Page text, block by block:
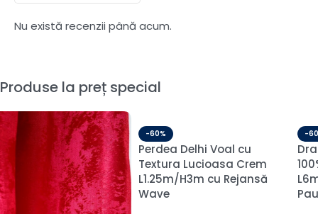
Nu există recenzii până acum.
Produse la preț special
-60%
Perdea Delhi Voal cu
Textura Lucioasa Crem
L1.25m/H3m cu Rejansă
Wave
-60%
Draperie din In Blackout
100% Exclusiv – Bej Caramel
L6m/H2.87m cu Pliu-
Pauza-Pliu (Sina 2m)